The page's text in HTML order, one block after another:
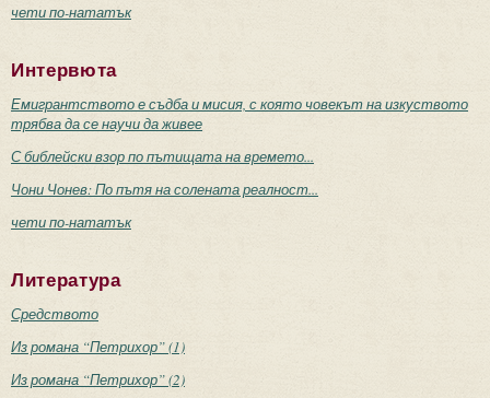
чети по-нататък
Интервюта
Емигрантството е съдба и мисия, с която човекът на изкуството
трябва да се научи да живее
С библейски взор по пътищата на времето...
Чони Чонев: По пътя на солената реалност...
чети по-нататък
Литература
Средството
Из романа “Петрихор” (1)
Из романа “Петрихор” (2)